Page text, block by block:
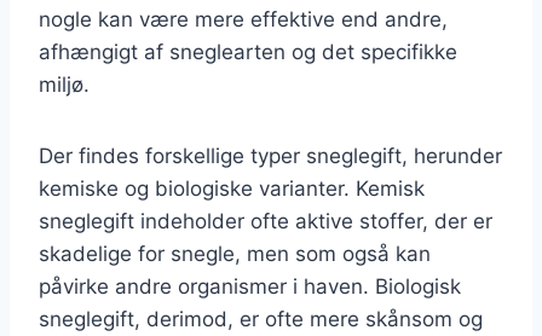
nogle kan være mere effektive end andre,
afhængigt af sneglearten og det specifikke
miljø.
Der findes forskellige typer sneglegift, herunder
kemiske og biologiske varianter. Kemisk
sneglegift indeholder ofte aktive stoffer, der er
skadelige for snegle, men som også kan
påvirke andre organismer i haven. Biologisk
sneglegift, derimod, er ofte mere skånsom og